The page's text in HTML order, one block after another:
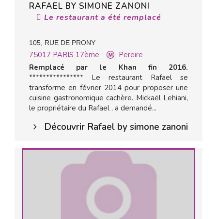
RAFAEL BY SIMONE ZANONI
Le restaurant a été remplacé
105, RUE DE PRONY
75017 PARIS 17ème
Pereire
Remplacé par le Khan fin 2016.
**************** Le restaurant Rafael se
transforme en février 2014 pour proposer une
cuisine gastronomique cachère. Mickaël Lehiani,
le propriétaire du Rafael , a demandé...
Découvrir Rafael by simone zanoni